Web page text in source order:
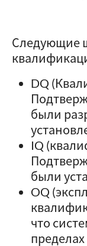
Следующие
DQ
были
IQ
были
OQ
что